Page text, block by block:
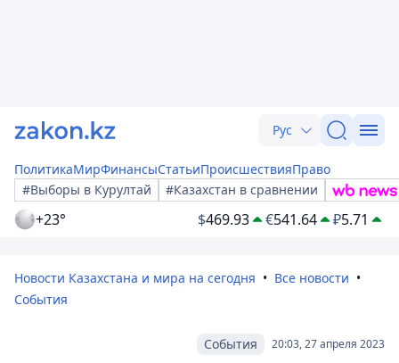
Рус
ПолитикаМирФинансыСтатьиПроисшествияПраво
#Выборы в Курултай
#Казахстан в сравнении
+23° $469.93 €541.64 ₽5.71
Новости Казахстана и мира на сегодня
Все новости
События
20:03, 27 апреля 2023
События